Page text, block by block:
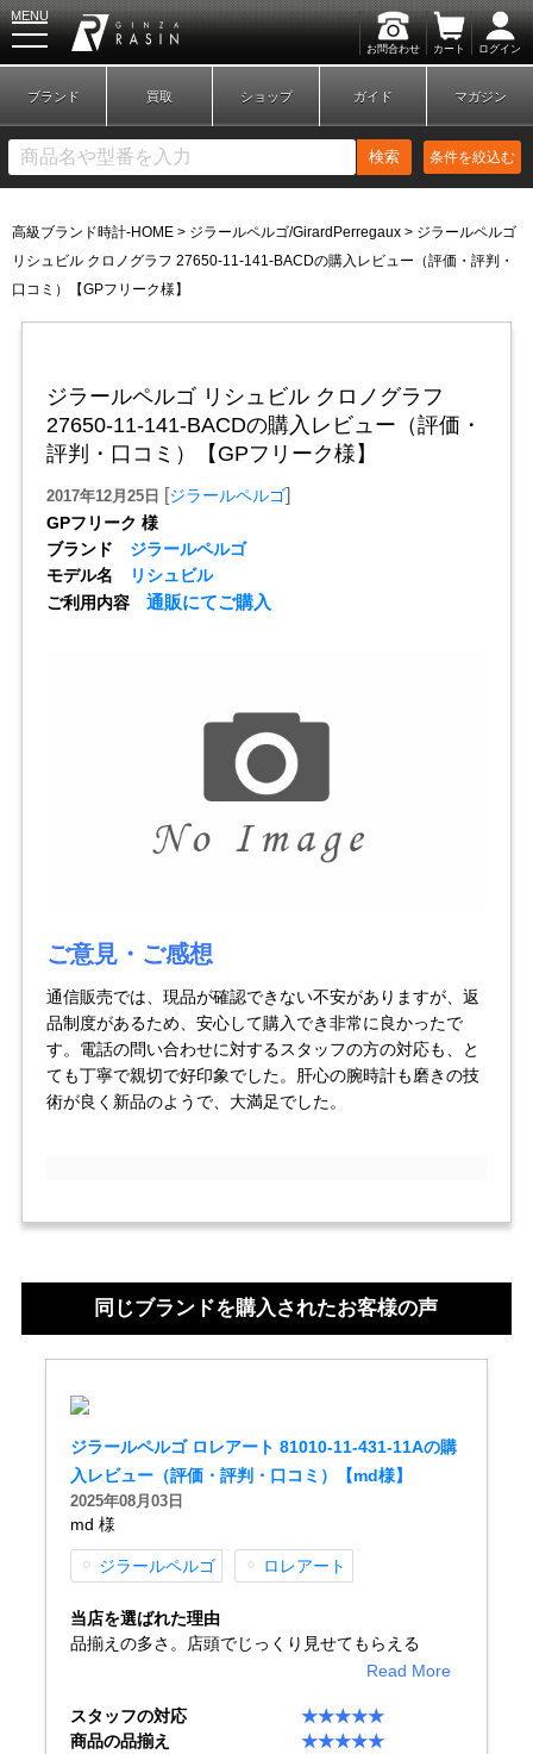
お問合わせ カート ログイン
MENU
新規会員登録 ログイン
全てのブランドを見
る
ウブロ
グランド
セイコー
オメガ IWC
コンスタンタン
新品 未使用品
WEB限定品
複数条件で商品を絞り込む
詳細検索はこちら
ブランド 買取 ショップ ガイド マガジン
検索 条件を絞込む
高級ブランド時計-HOME > ジラールペルゴ/GirardPerregaux > ジラールペルゴ
リシュビル クロノグラフ 27650-11-141-BACDの購入レビュー（評価・評判・
口コミ）【GPフリーク様】
ジラールペルゴ リシュビル クロノグラフ
27650-11-141-BACDの購入レビュー（評価・
評判・口コミ）【GPフリーク様】
2017年12月25日 [ジラールペルゴ]
GPフリーク 様
ブランド ジラールペルゴ
モデル名
リシュビル
ご利用内容 通販にてご購入
ご意見・ご感想
通信販売では、現品が確認できない不安がありますが、返
品制度があるため、安心して購入でき非常に良かったで
す。電話の問い合わせに対するスタッフの方の対応も、と
ても丁寧で親切で好印象でした。肝心の腕時計も磨きの技
術が良く新品のようで、大満足でした。
同じブランドを購入されたお客様の声
ジラールペルゴ ロレアート 81010-11-431-11Aの購
入レビュー（評価・評判・口コミ）【md様】
2025年08月03日
md 様
ジラールペルゴ ロレアート
当店を選ばれた理由
品揃えの多さ。店頭でじっくり見せてもらえる
Read More
スタッフの対応
★★★★★
商品の品揃え
★★★★★